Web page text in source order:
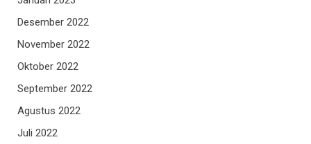
Desember 2022
November 2022
Oktober 2022
September 2022
Agustus 2022
Juli 2022